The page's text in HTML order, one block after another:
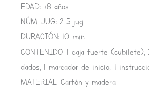
EDAD: +8 años
NÚM. JUG.: 2-5 jug.
DURACIÓN: 10 min.
CONTENIDO: 1 caja fuerte
dados, 1 marcador de inicio; 1
MATERIAL: Cartón y madera